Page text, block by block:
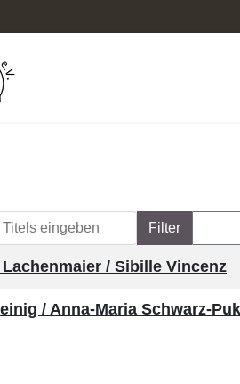
eingeben Filter
/ Sibille Vincenz
/ Anna-Maria Schwarz-